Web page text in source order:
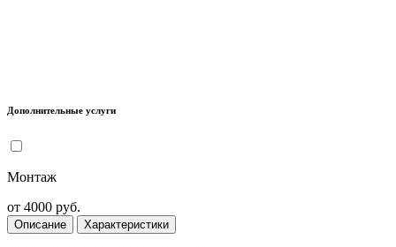
Дополнительные услуги
Монтаж
от 4000 руб.
Описание Характеристики